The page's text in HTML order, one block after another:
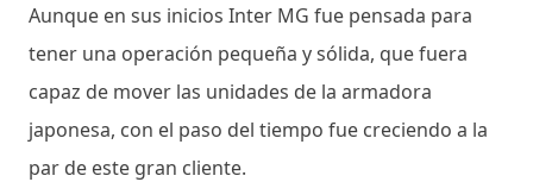
Aunque en sus inicios Inter MG fue pensada para
tener una operación pequeña y sólida, que fuera
capaz de mover las unidades de la armadora
japonesa, con el paso del tiempo fue creciendo a la
par de este gran cliente.